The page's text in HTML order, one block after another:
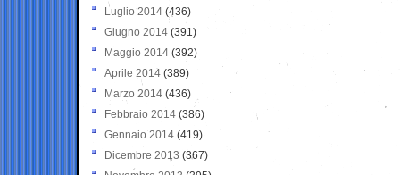
Luglio 2014 (436)
Giugno 2014 (391)
Maggio 2014 (392)
Aprile 2014 (389)
Marzo 2014 (436)
Febbraio 2014 (386)
Gennaio 2014 (419)
Dicembre 2013 (367)